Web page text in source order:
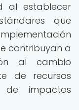
al establecer
que
contribuyan a
al cambio
de recursos
impactos